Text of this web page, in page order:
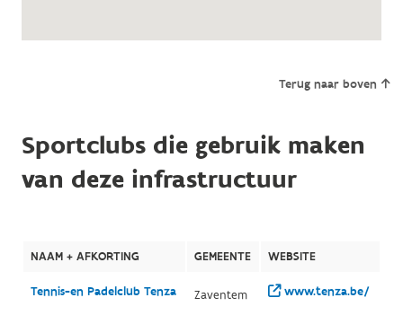
Terug naar boven
Sportclubs die gebruik maken
van deze infrastructuur
NAAM + AFKORTING GEMEENTE WEBSITE
Tennis-en Padelclub Tenza Zaventem www.tenza.be/